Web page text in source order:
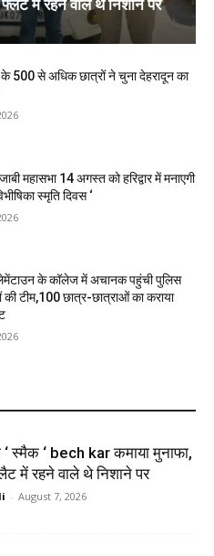
में रहने वाले थे निशाने पर
के 500 से अधिक छात्रों ने चुना देहरादून का
महासभा 14 अगस्त को हरिद्वार में मनाएगी
स्मृति दिवस ‘
के कॉलेज में अचानक पहुंची पुलिस
की टीम,100 छात्र-छात्राओं का कराया
‘ bech kar कमाया मुनाफा,
में रहने वाले थे निशाने पर
- August 7, 2026